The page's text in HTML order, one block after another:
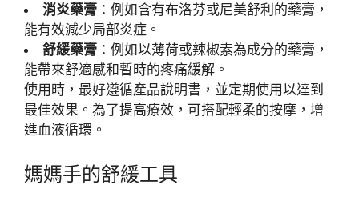
消炎藥膏 ：例如含有布洛芬或尼美舒利的藥膏，
能有效減少局部炎症。
舒緩藥膏 ：例如以薄荷或辣椒素為成分的藥膏，
能帶來舒適感和暫時的疼痛緩解。
使用時，最好遵循產品說明書，並定期使用以達到
最佳效果。為了提高療效，可搭配輕柔的按摩，增
進血液循環。
媽媽手的舒緩工具